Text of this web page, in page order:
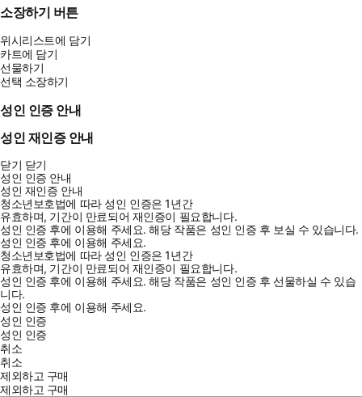
소장하기 버튼
위시리스트에 담기
카트에 담기
선물하기
선택 소장하기
성인 인증 안내
성인 재인증 안내
닫기 닫기
성인 인증 안내
성인 재인증 안내
청소년보호법에 따라 성인 인증은 1년간
유효하며, 기간이 만료되어 재인증이 필요합니다.
성인 인증 후에 이용해 주세요.해당 작품은 성인 인증 후 보실 수 있습니다.
성인 인증 후에 이용해 주세요.
청소년보호법에 따라 성인 인증은 1년간
유효하며, 기간이 만료되어 재인증이 필요합니다.
성인 인증 후에 이용해 주세요.해당 작품은 성인 인증 후 선물하실 수 있습
니다.
성인 인증 후에 이용해 주세요.
성인 인증
성인 인증
취소
취소
제외하고 구매
제외하고 구매